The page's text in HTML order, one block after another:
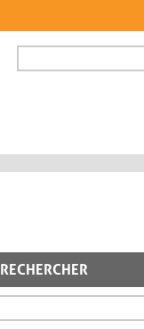
FORMULAIRE DE
RECHERCHER